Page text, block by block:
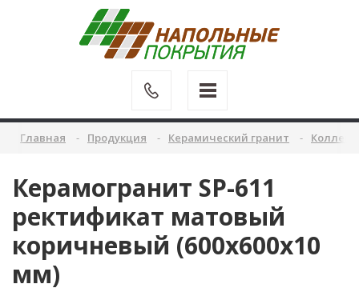
Главная Продукция Керамический гранит
Керамогранит SP-611
ректификат матовый
коричневый (600х600х10
мм)